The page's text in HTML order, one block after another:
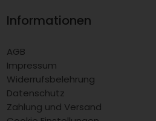
Informationen
AGB
Impressum
Widerrufsbelehrung
Datenschutz
Zahlung und Versand